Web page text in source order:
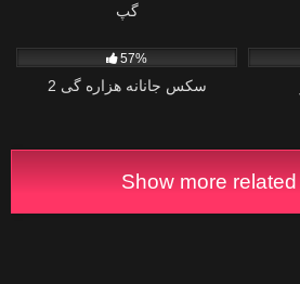
گپ
57%
سکس جانانه هزاره گی 2
Show more